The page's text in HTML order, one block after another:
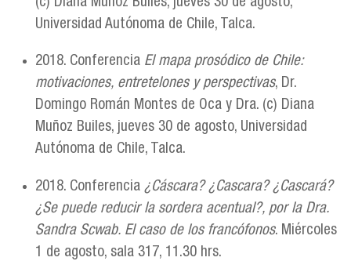
Universidad Autónoma de Chile, Talca.
2018. Conferencia El mapa prosódico de Chile:
motivaciones, entretelones y perspectivas, Dr.
Domingo Román Montes de Oca y Dra. (c) Diana
Muñoz Builes, jueves 30 de agosto, Universidad
Autónoma de Chile, Talca.
2018. Conferencia ¿Cáscara? ¿Cascara? ¿Cascará?
¿Se puede reducir la sordera acentual?, por la Dra.
Sandra Scwab. El caso de los francófonos. Miércoles
1 de agosto, sala 317, 11.30 hrs.